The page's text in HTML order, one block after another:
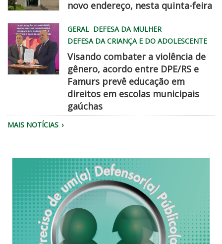
WhatsApp
Image
2026
08
06
22
novo endereço, nesta quinta-feira
chegadisso
GERAL DEFESA DA MULHER
DEFESA DA CRIANÇA E DO ADOLESCENTE
Visando combater a violência de
gênero, acordo entre DPE/RS e
Famurs prevê educação em
direitos em escolas municipais
gaúchas
MAIS NOTÍCIAS